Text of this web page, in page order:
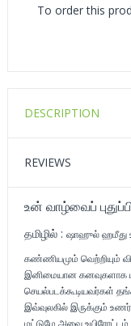
To order this
DESCRIPTION
REVIEWS
உன் வாழ்வைப்
தமிழில் : ஷாஹுல் ஹமீது
கண்ணியமும் வெற்றியும்
இனிமையான கனவுகளாக
செயல்படக்கூடியவர்கள்
இவ்வுலகில் இருக்கும்
மட்டுமே அவை